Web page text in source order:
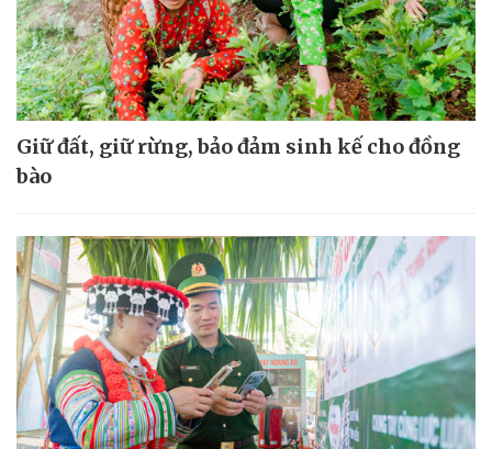
Giữ đất, giữ rừng, bảo đảm sinh kế cho đồng
bào